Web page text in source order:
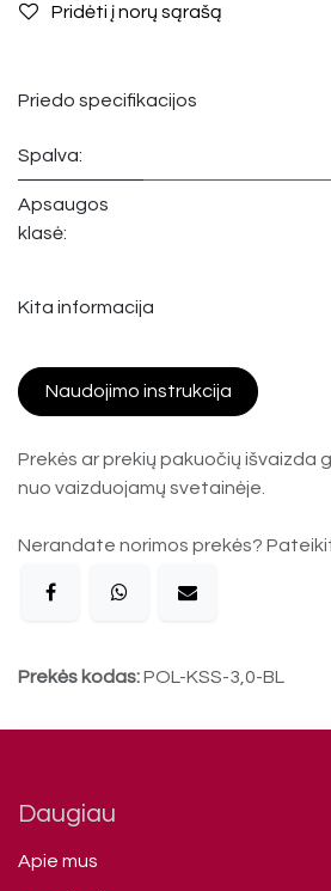
Pridėti į norų sąrašą
Priedo specifikacijos
Spalva:
Apsaugos
klasė:
Kita informacija
Naudojimo instrukcija
Prekės ar prekių pakuočių išvaizda
nuo vaizduojamų svetainėje.
Nerandate norimos prekės?
Prekės kodas:POL-KSS-3,0-BL
Daugiau
Apie mus